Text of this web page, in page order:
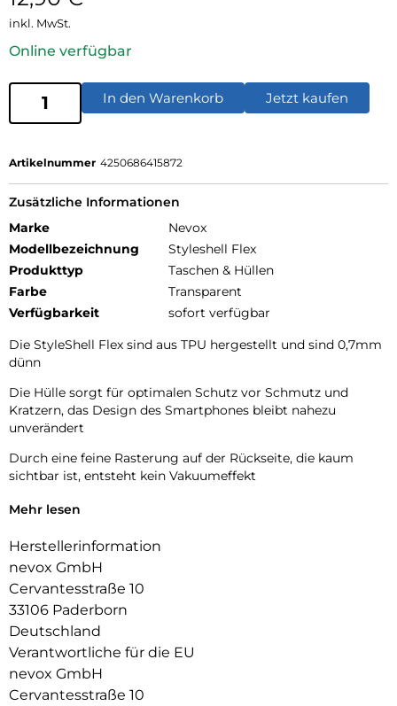
inkl. MwSt.
Online verfügbar
In den Warenkorb Jetzt kaufen
Artikelnummer 4250686415872
Zusätzliche Informationen
Marke
Nevox
Modellbezeichnung
Styleshell Flex
Produkttyp
Taschen & Hüllen
Farbe
Transparent
Verfügbarkeit
sofort verfügbar
Die StyleShell Flex sind aus TPU hergestellt und sind 0,7mm
dünn
Die Hülle sorgt für optimalen Schutz vor Schmutz und
Kratzern, das Design des Smartphones bleibt nahezu
unverändert
Durch eine feine Rasterung auf der Rückseite, die kaum
sichtbar ist, entsteht kein Vakuumeffekt
Alle Tasten und Ecken werden geschützt, zudem ist für die
Mehr lesen
Herstellerinformation
nevox GmbH
Cervantesstraße 10
33106 Paderborn
Deutschland
Verantwortliche für die EU
nevox GmbH
Cervantesstraße 10